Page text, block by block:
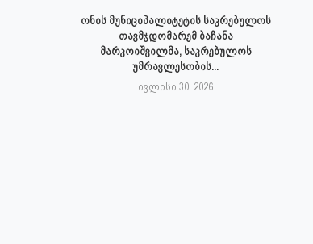
ონის მუნიციპალიტეტის საკრებულოს
თავმჯდომარემ ბაჩანა
მარკოიშვილმა, საკრებულოს
უმრავლესობის...
ივლისი 30, 2026